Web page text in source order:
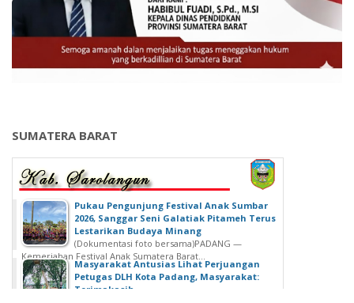
SUMATERA BARAT
‎Pukau Pengunjung Festival Anak Sumbar
2026, Sanggar Seni Galatiak Pitameh Terus
Lestarikan Budaya Minang
(Dokumentasi foto bersama)‎‎PADANG —
Kemeriahan Festival Anak Sumatera Barat...
Masyarakat Antusias Lihat Perjuangan
Petugas DLH Kota Padang, Masyarakat:
Terimakasih